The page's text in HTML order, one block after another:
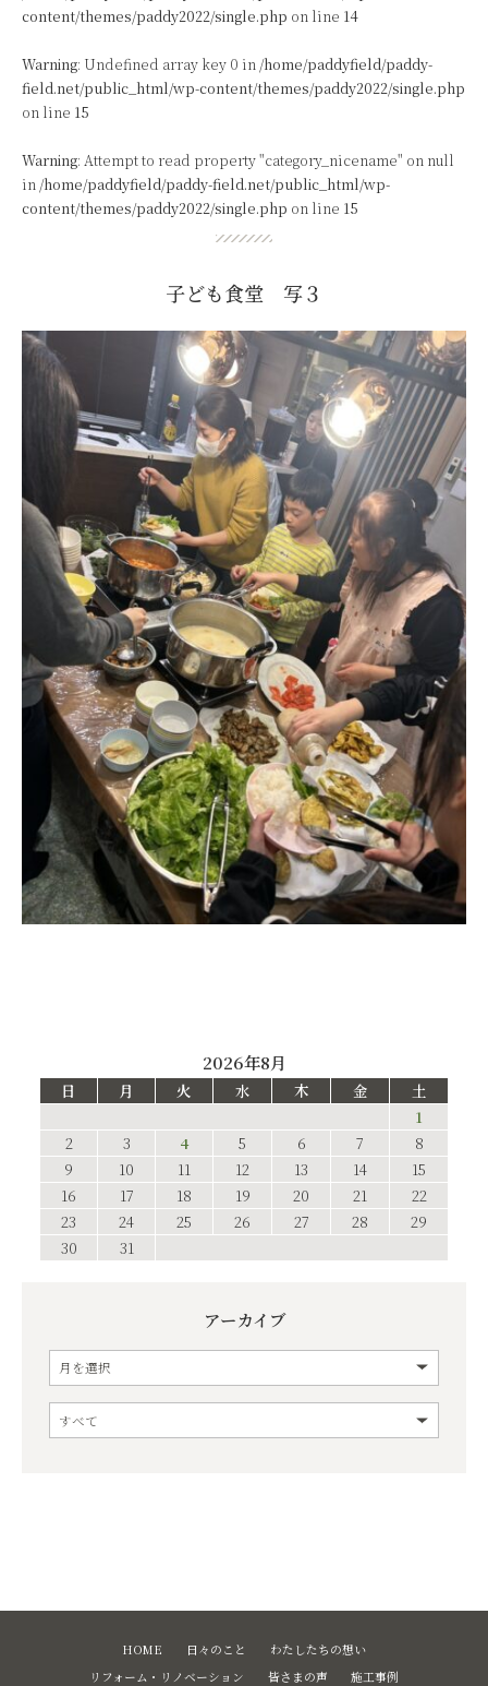
content/themes/paddy2022/single.php on line 14
Warning: Undefined array key 0 in /home/paddyfield/paddy-
field.net/public_html/wp-content/themes/paddy2022/single.php
on line 15
Warning: Attempt to read property "category_nicename" on null
in /home/paddyfield/paddy-field.net/public_html/wp-
content/themes/paddy2022/single.php on line 15
子ども食堂 写３
2026年8月
日 月 火 水 木 金
土
1
2
3 4 5 6 7
8
9
10 11 12 13 14
15
16
17 18 19 20 21
22
23
24 25 26 27 28
29
30
31
アーカイブ
HOME 日々のこと
わたしたちの想い
リフォーム・リノベーション
皆さまの声 施工事例